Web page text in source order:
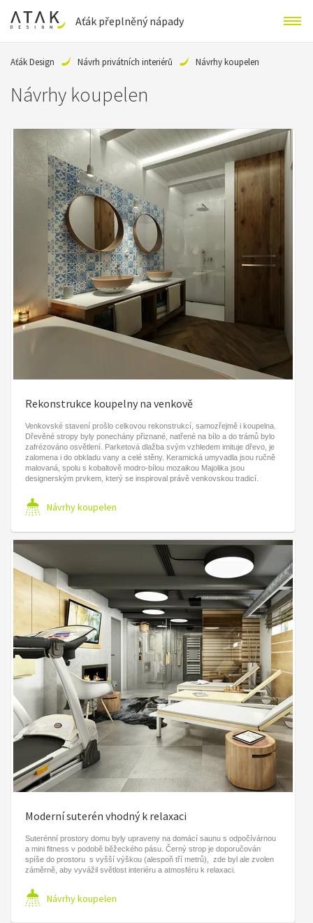
Aťák přeplněný nápady
Aťák Design Návrh privátních interiérů Návrhy koupelen
Návrhy koupelen
Rekonstrukce koupelny na venkově
Venkovské stavení prošlo celkovou rekonstrukcí, samozřejmě i koupelna.
Dřevěné stropy byly ponechány přiznané, natřené na bílo a do trámů bylo
zafrézováno osvětlení. Parketová dlažba svým vzhledem imituje dřevo, je
zalomena i do obkladu vany a celé stěny. Keramická umyvadla jsou ručně
malovaná, spolu s kobaltově modro-bílou mozaikou Majolika jsou
designerským prvkem, který se inspiroval právě venkovskou tradicí.
Návrhy koupelen
Moderní suterén vhodný k relaxaci
​Suterénní prostory domu byly upraveny na domácí saunu s odpočívárnou
a mini fitness v podobě běžeckého pásu. Černý strop je doporučován
spíše do prostoru s vyšší výškou (alespoň tří metrů), zde byl ale zvolen
záměrně, aby vyvážil světlost interiéru a atmosféru k relaxaci.
Návrhy koupelen